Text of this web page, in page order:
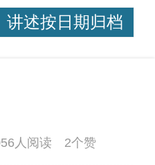
讲述按日期归档
人阅读 2个赞